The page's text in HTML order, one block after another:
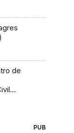
de
PUB